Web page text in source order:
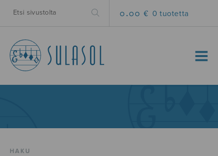
0.00 € 0 tuotetta
MENU
HAKU